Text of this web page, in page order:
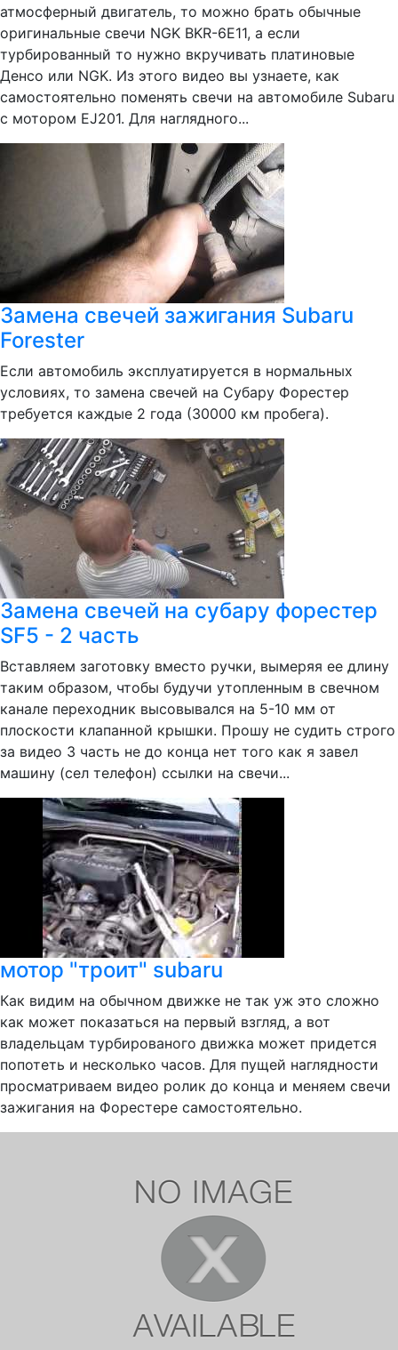
атмосферный двигатель, то можно брать обычные
оригинальные свечи NGK BKR-6E11, а если
турбированный то нужно вкручивать платиновые
Денсо или NGK. Из этого видео вы узнаете, как
самостоятельно поменять свечи на автомобиле Subaru
с мотором EJ201. Для наглядного...
Замена свечей зажигания Subaru
Forester
Если автомобиль эксплуатируется в нормальных
условиях, то замена свечей на Субару Форестер
требуется каждые 2 года (30000 км пробега).
Замена свечей на субару форестер
SF5 - 2 часть
Вставляем заготовку вместо ручки, вымеряя ее длину
таким образом, чтобы будучи утопленным в свечном
канале переходник высовывался на 5-10 мм от
плоскости клапанной крышки. Прошу не судить строго
за видео 3 часть не до конца нет того как я завел
машину (сел телефон) ссылки на свечи...
мотор "троит" subaru
Как видим на обычном движке не так уж это сложно
как может показаться на первый взгляд, а вот
владельцам турбированого движка может придется
попотеть и несколько часов. Для пущей наглядности
просматриваем видео ролик до конца и меняем свечи
зажигания на Форестере самостоятельно.